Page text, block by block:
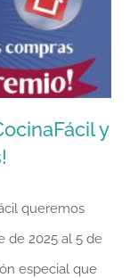
y
y
queremos
de 2025 al 5 de
especial que